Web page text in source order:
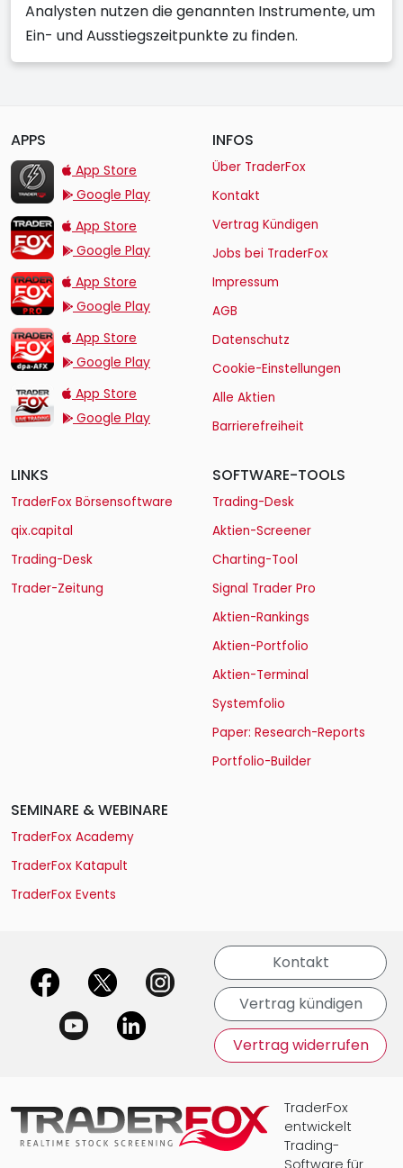
Analysten nutzen die genannten Instrumente, um
Ein- und Ausstiegszeitpunkte zu finden.
APPS
TraderFox Flash
App Store
Google Play
TraderFox App
App Store
Google Play
TraderFox Pro
App Store
Google Play
TraderFox dpa-AFX ProFeed
App Store
Google Play
TraderFox Live Trading
App Store
Google Play
INFOS
Über TraderFox
Kontakt
Vertrag Kündigen
Jobs bei TraderFox
Impressum
AGB
Datenschutz
Cookie-Einstellungen
Alle Aktien
Barrierefreiheit
LINKS
TraderFox Börsensoftware
qix.capital
Trading-Desk
Trader-Zeitung
SOFTWARE-TOOLS
Trading-Desk
Aktien-Screener
Charting-Tool
Signal Trader Pro
Aktien-Rankings
Aktien-Portfolio
Aktien-Terminal
Systemfolio
Paper: Research-Reports
Portfolio-Builder
SEMINARE & WEBINARE
TraderFox Academy
TraderFox Katapult
TraderFox Events
offizielle Social Media-Accounts
Kontakt
Vertrag kündigen
Vertrag widerrufen
TraderFox
entwickelt
Trading-